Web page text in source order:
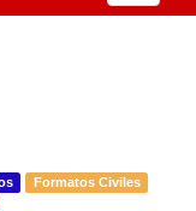
Formatos Civiles